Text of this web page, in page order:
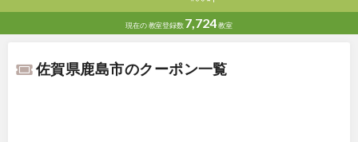
現在の教室登録数 7,724教室
佐賀県鹿島市のクーポン一覧